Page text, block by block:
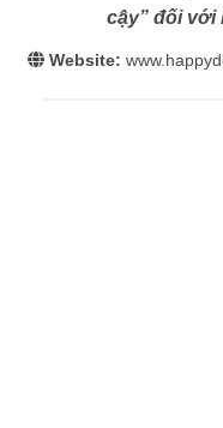
cậy” đối với
Website: